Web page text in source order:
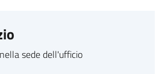
sede dell'ufficio